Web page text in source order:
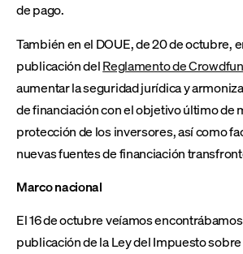
de pago.
También en el DOUE, de 20 de octubre,
publicación delReglamento de
aumentar la seguridad jurídica y
de financiación con el objetivo último de
protección de los inversores, así como
nuevas fuentes de financiación
Marco nacional
El 16 de octubre veíamos
publicación de la Ley del Impuesto